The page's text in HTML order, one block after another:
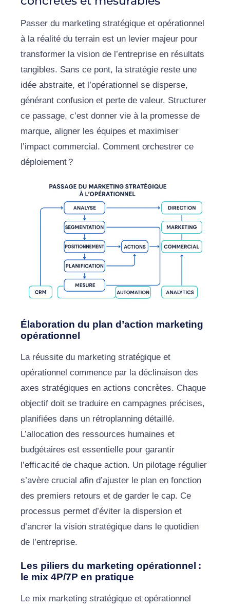
Passer du marketing stratégique et opérationnel
à la réalité du terrain est un levier majeur pour
transformer la vision de l’entreprise en résultats
tangibles. Sans ce pont, la stratégie reste une
idée abstraite, et l’opérationnel se disperse,
générant confusion et perte de valeur. Structurer
ce passage, c’est donner vie à la promesse de
marque, aligner les équipes et maximiser
l’impact commercial. Comment orchestrer ce
déploiement ?
Élaboration du plan d’action marketing
opérationnel
La réussite du marketing stratégique et
opérationnel commence par la déclinaison des
axes stratégiques en actions concrètes. Chaque
objectif doit se traduire en campagnes précises,
planifiées dans un rétroplanning détaillé.
L’allocation des ressources humaines et
budgétaires est essentielle pour garantir
l’efficacité de chaque action. Un pilotage régulier
s’avère crucial afin d’ajuster le plan en fonction
des premiers retours et de garder le cap. Ce
processus permet d’éviter la dispersion et
d’ancrer la vision stratégique dans le quotidien
de l’entreprise.
Les piliers du marketing opérationnel :
le mix 4P/7P en pratique
Le mix marketing stratégique et opérationnel